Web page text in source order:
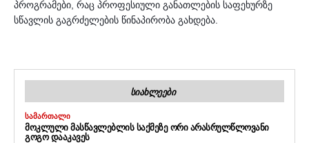
პროგრამები, რაც პროფესიული განათლების საფეხურზე
სწავლის გაგრძელების წინაპირობა გახდება.
ᲡᲘᲐᲮᲚᲔᲔᲑᲘ
ᲡᲐᲛᲐᲠᲗᲐᲚᲘ
ᲛᲝᲙᲚᲣᲚᲘ ᲛᲐᲡᲬᲐᲕᲚᲔᲑᲚᲘᲡ ᲡᲐᲥᲛᲔᲖᲔ ᲝᲠᲘ ᲐᲠᲐᲡᲠᲣᲚᲬᲚᲝᲕᲐᲜᲘ
ᲒᲝᲒᲝ ᲓᲐᲐᲙᲐᲕᲔᲡ